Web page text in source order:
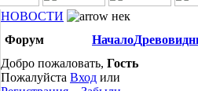
НОВОСТИ
нек
Форум
Начало
Добро пожаловать, Гость
Пожалуйста Вход или